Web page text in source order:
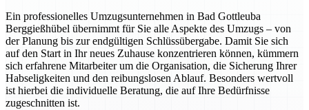
Ein professionelles Umzugsunternehmen in Bad Gottleuba
Berggießhübel übernimmt für Sie alle Aspekte des Umzugs – von
der Planung bis zur endgültigen Schlüssübergabe. Damit Sie sich
auf den Start in Ihr neues Zuhause konzentrieren können, kümmern
sich erfahrene Mitarbeiter um die Organisation, die Sicherung Ihrer
Habseligkeiten und den reibungslosen Ablauf. Besonders wertvoll
ist hierbei die individuelle Beratung, die auf Ihre Bedürfnisse
zugeschnitten ist.